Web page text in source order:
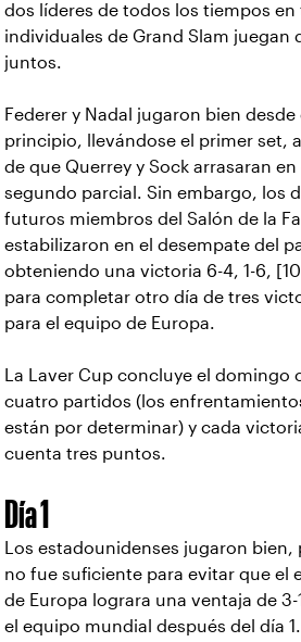
dos líderes de todos los tiempos en
individuales de Grand Slam juegan
juntos.
Federer y Nadal jugaron bien desde
principio, llevándose el primer set,
de que Querrey y Sock arrasaran en
segundo parcial. Sin embargo, los
futuros miembros del Salón de la
estabilizaron en el desempate del
obteniendo una victoria 6-4, 1-6,
para completar otro día de tres
para el equipo de Europa.
La Laver Cup concluye el domingo
cuatro partidos (los
están por determinar) y cada
cuenta tres puntos.
Día 1
Los estadounidenses jugaron bien,
no fue suficiente para evitar que el
de Europa lograra una ventaja de 3-
el equipo mundial después del día 1.